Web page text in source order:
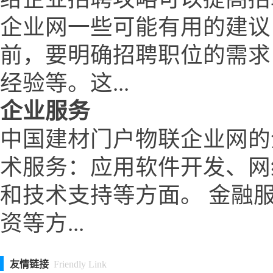
企业网一些可能有用的建
前，要明确招聘职位的需
经验等。这...
企业服务
中国建材门户物联企业网
术服务：应用软件开发、
和技术支持等方面。 金融
资等方...
友情链接 Friendly Link